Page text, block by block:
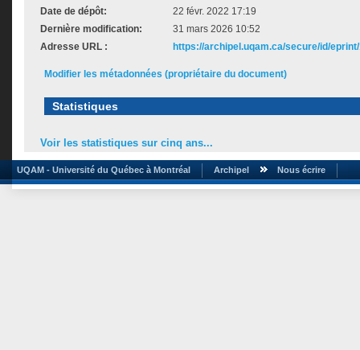
Date de dépôt:
22 févr. 2022 17:19
Dernière modification:
31 mars 2026 10:52
Adresse URL :
https://archipel.uqam.ca/secure/id/
Modifier les métadonnées (propriétaire du document)
Statistiques
Voir les statistiques sur cinq ans...
UQAM - Université du Québec à Montréal Archipel Nous écrire